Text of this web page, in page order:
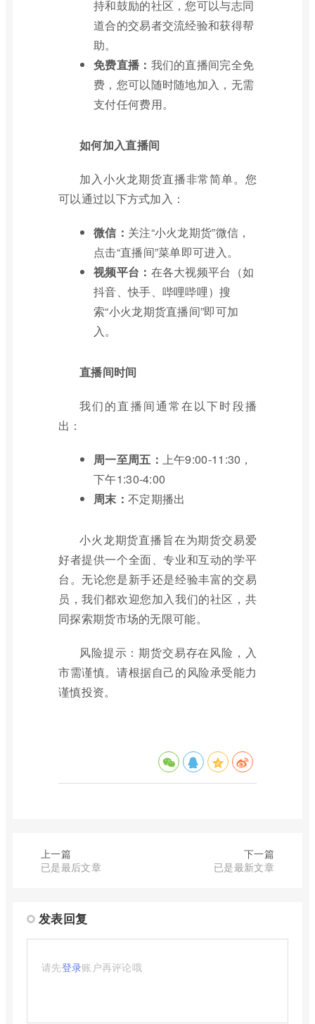
持和鼓励的社区，您可以与志同
道合的交易者交流经验和获得帮
助。
免费直播： 我们的直播间完全免
费，您可以随时随地加入，无需
支付任何费用。
如何加入直播间
加入小火龙期货直播非常简单。您
可以通过以下方式加入：
微信： 关注“小火龙期货”微信，
点击“直播间”菜单即可进入。
视频平台： 在各大视频平台（如
抖音、快手、哔哩哔哩）搜
索“小火龙期货直播间”即可加
入。
直播间时间
我们的直播间通常在以下时段播
出：
周一至周五： 上午9:00-11:30，
下午1:30-4:00
周末： 不定期播出
小火龙期货直播旨在为期货交易爱
好者提供一个全面、专业和互动的学平
台。无论您是新手还是经验丰富的交易
员，我们都欢迎您加入我们的社区，共
同探索期货市场的无限可能。
风险提示：期货交易存在风险，入
市需谨慎。请根据自己的风险承受能力
谨慎投资。
上一篇
已是最后文章
下一篇
已是最新文章
发表回复
请先登录账户再评论哦